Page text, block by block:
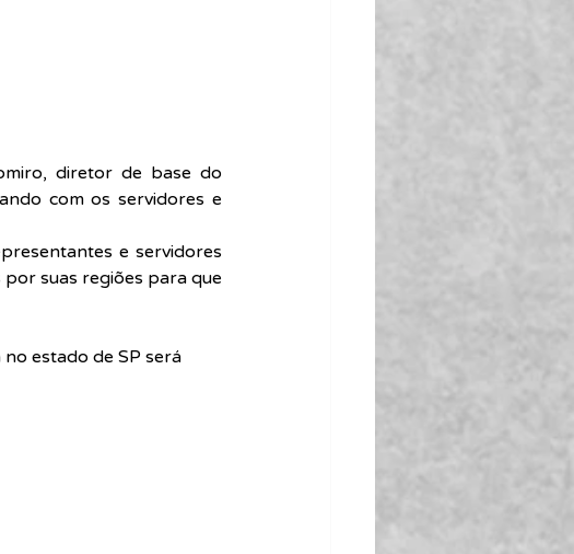
diretor de base do
com os servidores e
e servidores
suas regiões para que
estado de SP será